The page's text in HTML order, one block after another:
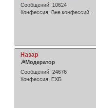
Сообщений: 10624
Конфессия: Вне конфессий.
Назар
☭Модератор
Сообщений: 24676
Конфессия: ЕХБ